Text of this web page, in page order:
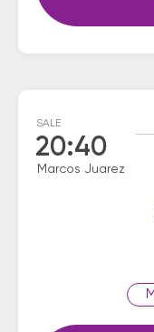
SALE
20:40
Marcos Juarez